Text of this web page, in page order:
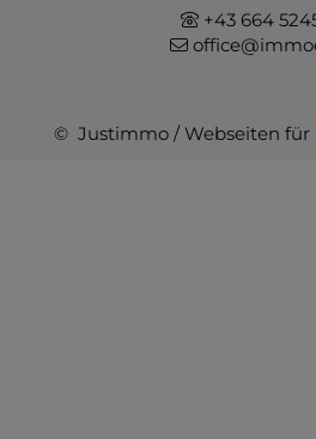
+43 664
© Justimmo / Webseiten